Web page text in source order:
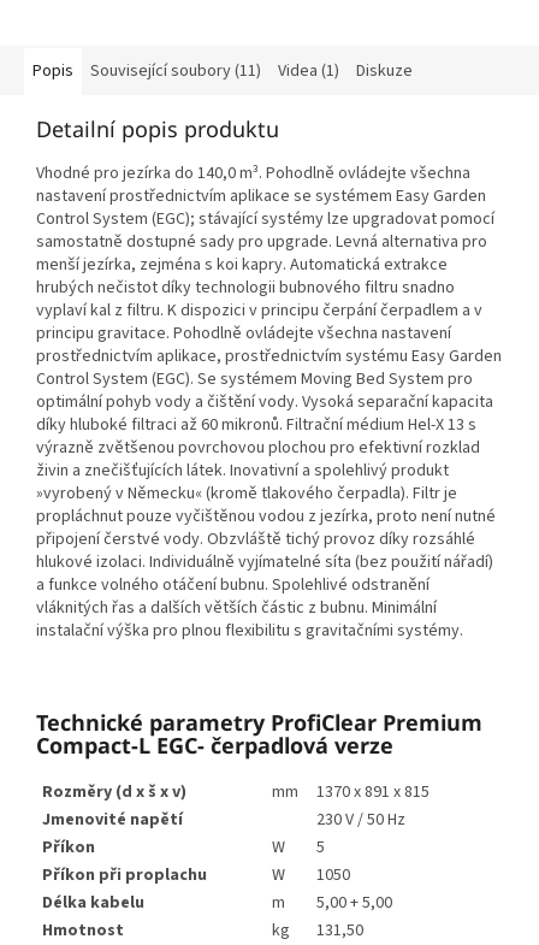
Popis Související soubory (11) Videa (1) Diskuze
Detailní popis produktu
Vhodné pro jezírka do 140,0 m³. Pohodlně ovládejte všechna
nastavení prostřednictvím aplikace se systémem Easy Garden
Control System (EGC); stávající systémy lze upgradovat pomocí
samostatně dostupné sady pro upgrade. Levná alternativa pro
menší jezírka, zejména s koi kapry. Automatická extrakce
hrubých nečistot díky technologii bubnového filtru snadno
vyplaví kal z filtru. K dispozici v principu čerpání čerpadlem a v
principu gravitace. Pohodlně ovládejte všechna nastavení
prostřednictvím aplikace, prostřednictvím systému Easy Garden
Control System (EGC). Se systémem Moving Bed System pro
optimální pohyb vody a čištění vody. Vysoká separační kapacita
díky hluboké filtraci až 60 mikronů. Filtrační médium Hel-X 13 s
výrazně zvětšenou povrchovou plochou pro efektivní rozklad
živin a znečišťujících látek. Inovativní a spolehlivý produkt
»vyrobený v Německu« (kromě tlakového čerpadla). Filtr je
propláchnut pouze vyčištěnou vodou z jezírka, proto není nutné
připojení čerstvé vody. Obzvláště tichý provoz díky rozsáhlé
hlukové izolaci. Individuálně vyjímatelné síta (bez použití nářadí)
a funkce volného otáčení bubnu. Spolehlivé odstranění
vláknitých řas a dalších větších částic z bubnu. Minimální
instalační výška pro plnou flexibilitu s gravitačními systémy.
Technické parametry ProfiClear Premium
Compact-L EGC- čerpadlová verze
Rozměry (d x š x v) mm
1370 x 891 x 815
Jmenovité napětí
230 V / 50 Hz
Příkon
W
5
Příkon při proplachu
W
1050
Délka kabelu
m
5,00 + 5,00
Hmotnost
kg
131,50